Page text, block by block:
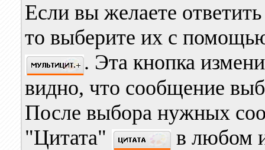
Если вы желаете
то выберите их с
. Эта кнопка
видно, что сообщение
После выбора нужных
"Цитата"
в любом